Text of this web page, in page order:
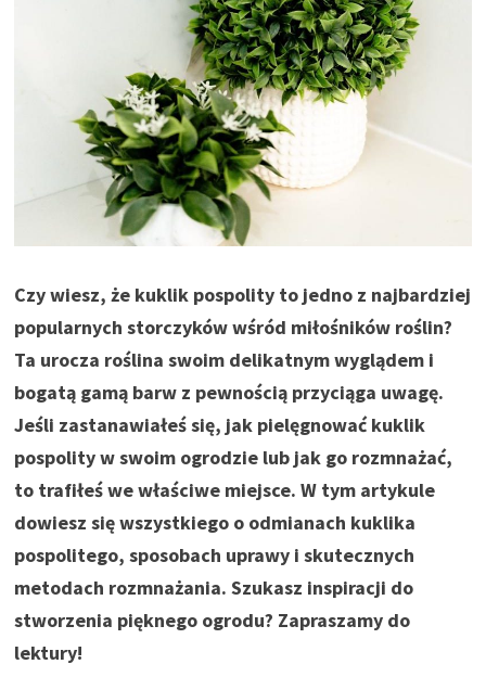
Czy wiesz, że kuklik pospolity to jedno z najbardziej
popularnych storczyków wśród miłośników roślin?
Ta urocza roślina swoim delikatnym wyglądem i
bogatą gamą barw z pewnością przyciąga uwagę.
Jeśli zastanawiałeś się, jak pielęgnować kuklik
pospolity w swoim ogrodzie lub jak go rozmnażać,
to trafiłeś we właściwe miejsce. W tym artykule
dowiesz się wszystkiego o odmianach kuklika
pospolitego, sposobach uprawy i skutecznych
metodach rozmnażania. Szukasz inspiracji do
stworzenia pięknego ogrodu? Zapraszamy do
lektury!